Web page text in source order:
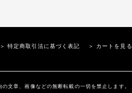
＞ 特定商取引法に基づく表記 ＞ カートを見る
章、画像などの無断転載の一切を禁止します。